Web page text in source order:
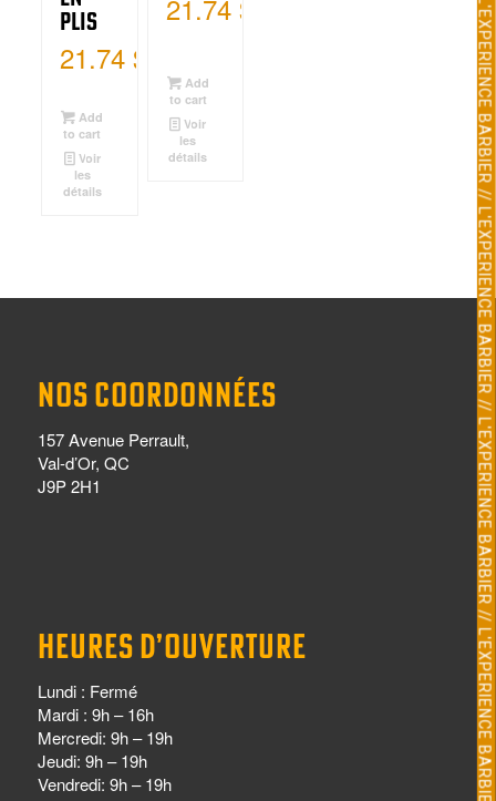
Plis
21.74$
Add
to cart
Voir
les
détails
21.74 $
Add
to cart
Voir
les
détails
NOS COORDONNÉES
157 Avenue Perrault,
Val-d’Or, QC
J9P 2H1
HEURES D’OUVERTURE
Lundi : Fermé
Mardi : 9h – 16h
Mercredi: 9h – 19h
Jeudi: 9h – 19h
Vendredi: 9h – 19h